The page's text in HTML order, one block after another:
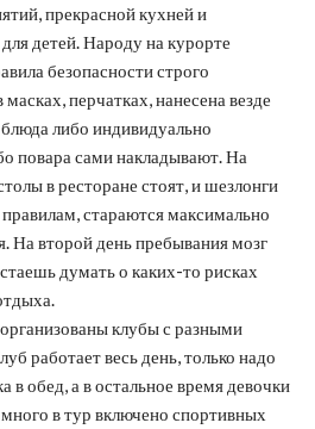
прекрасной кухней и
детей. Народу на курорте
безопасности строго
перчатках, нанесена везде
либо индивидуально
повара сами накладывают. На
в ресторане стоят, и шезлонги
стараются максимально
На второй день пребывания мозг
думать о каких-то рисках
клубы с разными
работает весь день, только надо
в обед, а в остальное время девочки
в тур включено спортивных